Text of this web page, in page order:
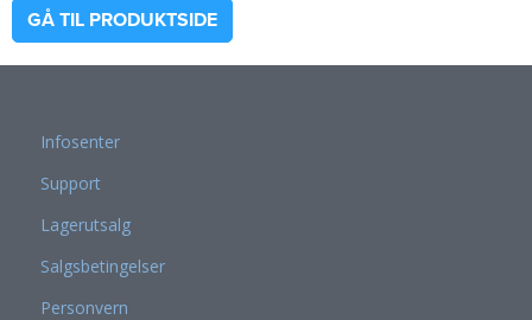
GÅ TIL PRODUKTSIDE
Infosenter
Support
Lagerutsalg
Salgsbetingelser
Personvern